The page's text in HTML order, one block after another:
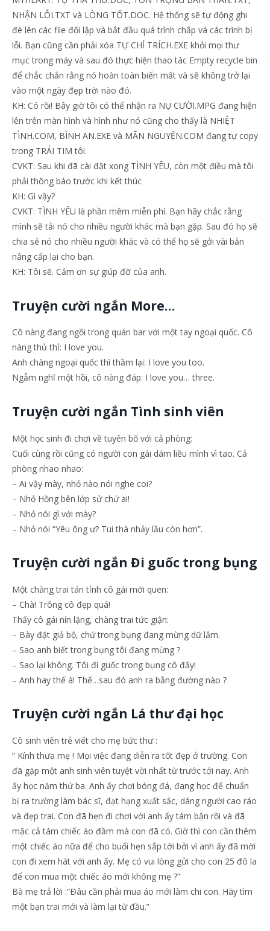
NHẬN LỖI.TXT và LÒNG TỐT.DOC. Hệ thống sẽ tự động ghi
đè lên các file đối lập và bắt đầu quá trình chắp vá các trình bị
lỗi. Bạn cũng cần phải xóa TỰ CHỈ TRÍCH.EXE khỏi mọi thư
mục trong máy và sau đó thực hiện thao tác Empty recycle bin
để chắc chắn rằng nó hoàn toàn biến mất và sẽ không trở lại
vào một ngày đẹp trời nào đó.
KH: Có rồi! Bây giờ tôi có thể nhận ra NỤ CƯỜI.MPG đang hiện
lên trên màn hình và hình như nó cũng cho thấy là NHIỆT
TÌNH.COM, BÌNH AN.EXE và MÃN NGUYỆN.COM đang tự copy
trong TRÁI TIM tôi.
CVKT: Sau khi đã cài đặt xong TÌNH YÊU, còn một điều mà tôi
phải thông báo trước khi kết thúc
KH: Gì vậy?
CVKT: TÌNH YÊU là phần mềm miễn phí. Bạn hãy chắc rằng
mình sẽ tải nó cho nhiều người khác mà bạn gặp. Sau đó họ sẽ
chia sẻ nó cho nhiều người khác và có thể họ sẽ gởi vài bản
nâng cấp lại cho bạn.
KH: Tôi sẽ. Cảm ơn sự giúp đỡ của anh.
Truyện cười ngắn More…
Cô nàng đang ngồi trong quán bar với một tay ngoại quốc. Cô
nàng thủ thỉ: I love you.
Anh chàng ngoại quốc thì thầm lại: I love you too.
Ngẫm nghĩ một hồi, cô nàng đáp: I love you… three.
Truyện cười ngắn Tình sinh viên
Một học sinh đi chơi về tuyên bố với cả phòng:
Cuối cùng rồi cũng có người con gái dám liều mình vì tao. Cả
phòng nhao nhao:
– Ai vậy mày, nhỏ nào nói nghe coi?
– Nhỏ Hồng bên lớp sử chứ ai!
– Nhỏ nói gì với mày?
– Nhỏ nói “Yêu ông ư? Tui thà nhảy lầu còn hơn”.
Truyện cười ngắn Đi guốc trong bụng
Một chàng trai tán tỉnh cô gái mới quen:
– Chà! Trông cô đẹp quá!
Thấy cô gái nín lặng, chàng trai tức giận:
– Bày đặt giả bộ, chứ trong bụng đang mừng dữ lắm.
– Sao anh biết trong bụng tôi đang mừng ?
– Sao lại không. Tôi đi guốc trong bụng cô đấy!
– Anh hay thế à! Thế…sau đó anh ra bằng đường nào ?
Truyện cười ngắn Lá thư đại học
Cô sinh viên trẻ viết cho mẹ bức thư :
” Kính thưa mẹ ! Mọi việc đang diễn ra tốt đẹp ở trường. Con
đã gặp một anh sinh viên tuyệt vời nhất từ trước tới nay. Anh
ấy học năm thứ ba. Anh ấy chơi bóng đá, đang học để chuẩn
bị ra trường làm bác sĩ, đạt hạng xuất sắc, dáng người cao ráo
và đẹp trai. Con đã hẹn đi chơi với anh ấy tám bận rồi và đã
mặc cả tám chiếc áo đầm mà con đã có. Giờ thì con cần thêm
một chiếc áo nữa để cho buổi hẹn sắp tới bởi vì anh ấy đã mời
con đi xem hát với anh ấy. Mẹ có vui lòng gửi cho con 25 đô la
để con mua một chiếc áo mới không mẹ ?”
Bà mẹ trả lời :“Ðâu cần phải mua áo mới làm chi con. Hãy tìm
một bạn trai mới và làm lại từ đầu.”